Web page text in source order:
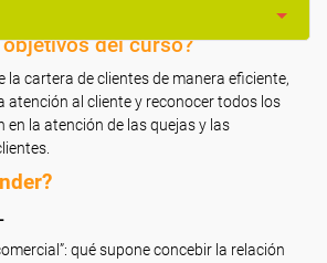
del curso?
la cartera de clientes de manera eficiente,
atención al cliente y reconocer todos los
en la atención de las quejas y las
qué supone concebir la relación